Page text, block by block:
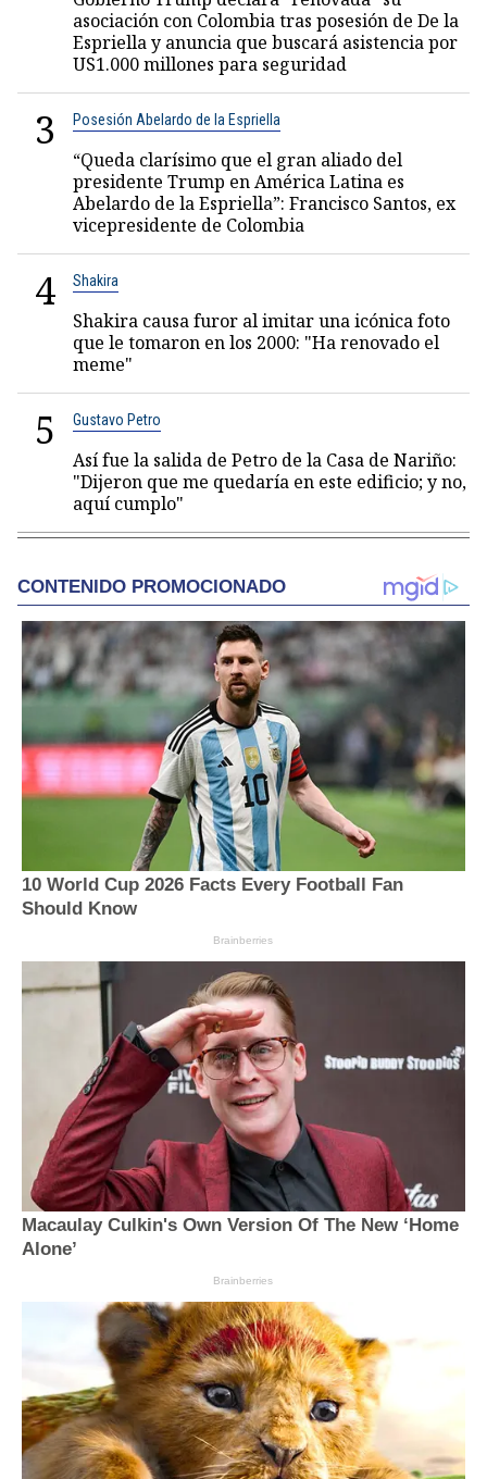
asociación con Colombia tras posesión de De la
Espriella y anuncia que buscará asistencia por
US1.000 millones para seguridad
3 Posesión Abelardo de la Espriella
“Queda clarísimo que el gran aliado del
presidente Trump en América Latina es
Abelardo de la Espriella”: Francisco Santos, ex
vicepresidente de Colombia
4 Shakira
Shakira causa furor al imitar una icónica foto
que le tomaron en los 2000: "Ha renovado el
meme"
5 Gustavo Petro
Así fue la salida de Petro de la Casa de Nariño:
"Dijeron que me quedaría en este edificio; y no,
aquí cumplo"